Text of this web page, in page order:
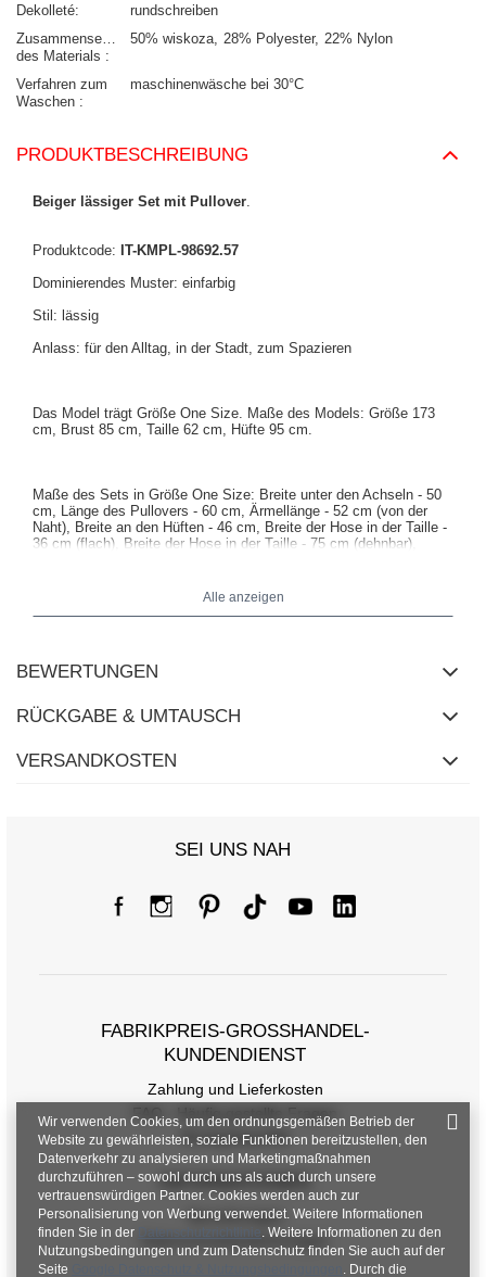
Dekolleté
rundschreiben
Zusammensetzung
des Materials
50% wiskoza 28% Polyester 22% Nylon
Verfahren zum
Waschen
maschinenwäsche bei 30°C
PRODUKTBESCHREIBUNG
Beiger lässiger Set mit Pullover
Produktcode: IT-KMPL-98692.57
Dominierendes Muster: einfarbig
Stil: lässig
Anlass: für den Alltag, in der Stadt, zum Spazieren
Das Model trägt Größe One Size. Maße des Models: Größe 173
cm, Brust 85 cm, Taille 62 cm, Hüfte 95 cm.
Maße des Sets in Größe One Size: Breite unter den Achseln - 50
cm, Länge des Pullovers - 60 cm, Ärmellänge - 52 cm (von der
Naht), Breite an den Hüften - 46 cm, Breite der Hose in der Taille -
36 cm (flach), Breite der Hose in der Taille - 75 cm (dehnbar),
Alle anzeigen
BEWERTUNGEN
RÜCKGABE & UMTAUSCH
VERSANDKOSTEN
SEI UNS NAH
FABRIKPREIS-GROSSHANDEL-K
UNDENDIENST
Zahlung und Lieferkosten
FAQ - Häufig gestellte Fragen
Rückgabepolitik
INFORMATIONEN
Verordnungen
Datenschutzbestimmungen
Wir verwenden Cookies, um den ordnungsgemäßen Betrieb der
Website zu gewährleisten, soziale Funktionen bereitzustellen, den
Datenverkehr zu analysieren und Marketingmaßnahmen
durchzuführen – sowohl durch uns als auch durch unsere
vertrauenswürdigen Partner. Cookies werden auch zur
Personalisierung von Werbung verwendet. Weitere Informationen
finden Sie in der
Datenschutzrichtlinie. Weitere Informationen zu den
Nutzungsbedingungen und zum Datenschutz finden Sie auch auf der
Seite
. Durch die